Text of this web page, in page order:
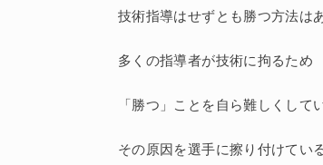
技術指導はせずとも勝つ方法は
多くの指導者が技術に拘るため
「勝つ」ことを自ら難しくして
その原因を選手に擦り付けてい